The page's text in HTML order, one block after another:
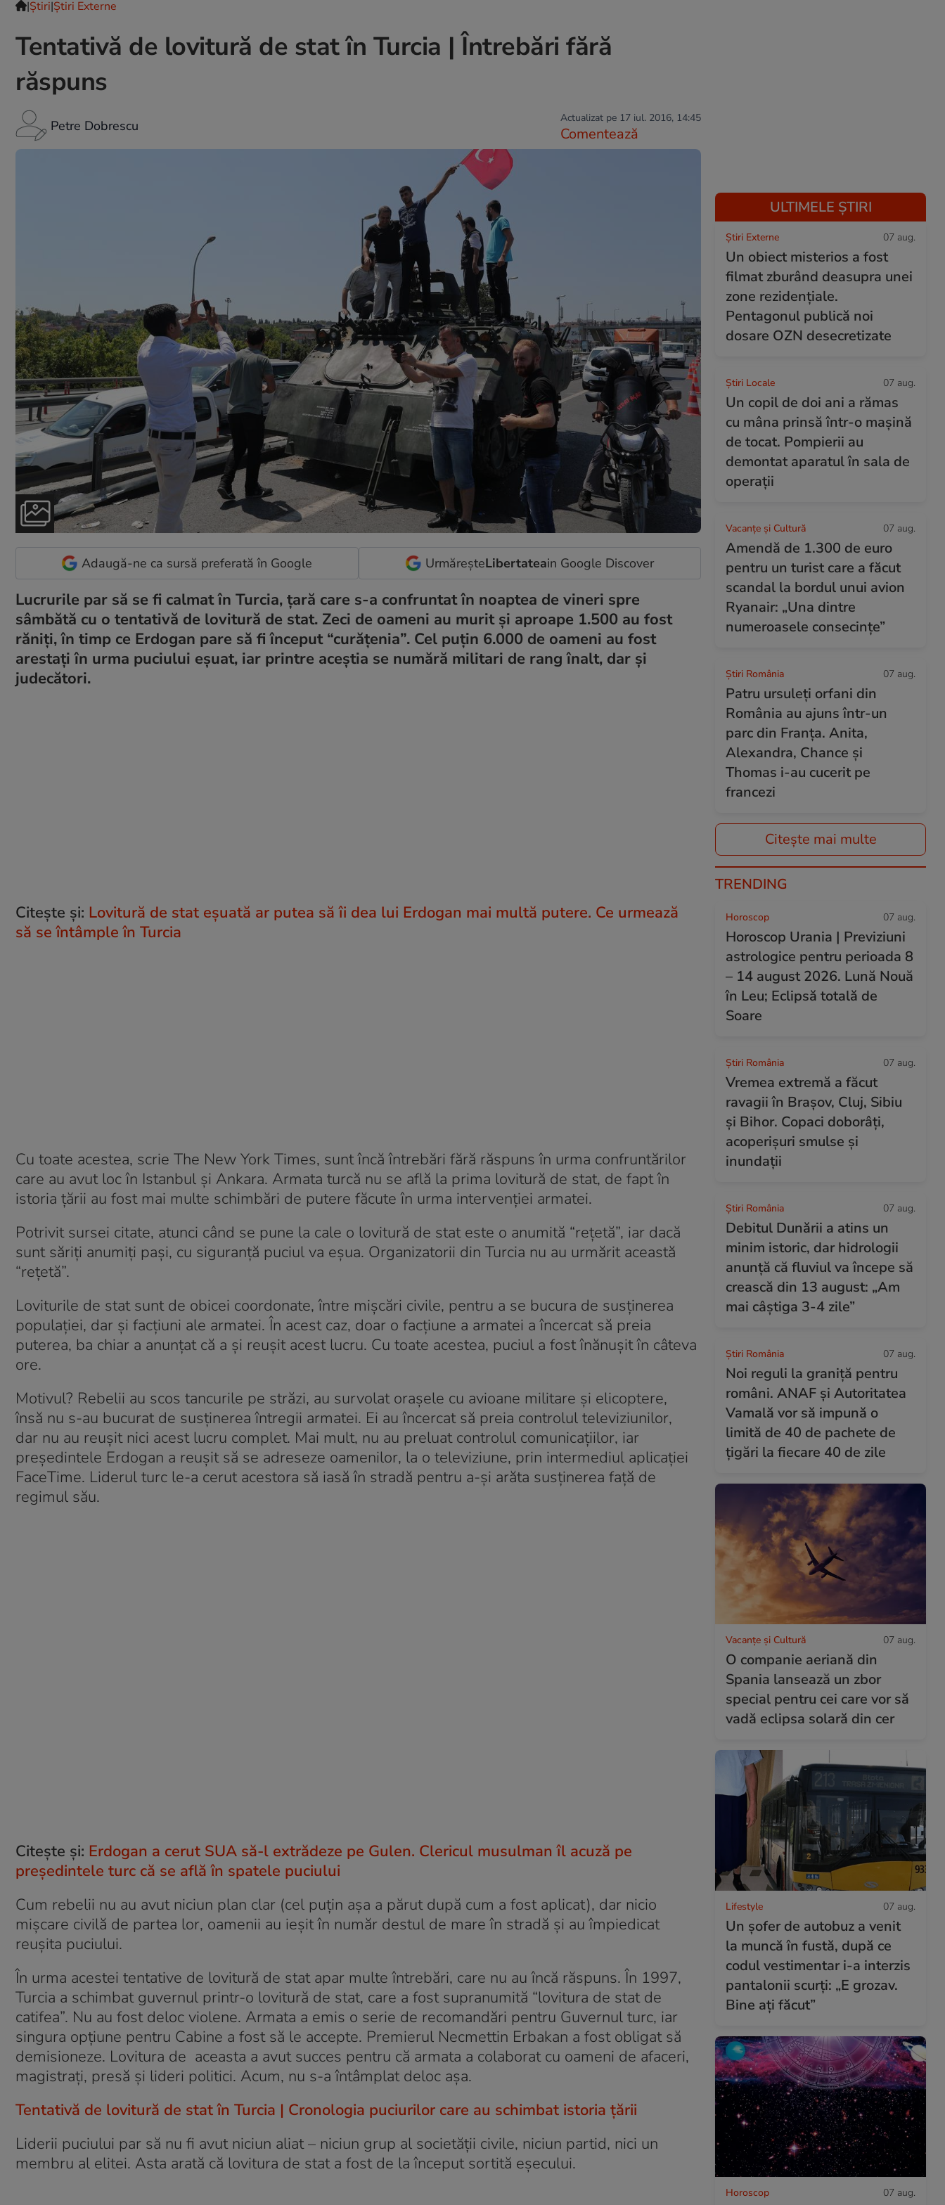
|Ştiri|Știri Externe
Tentativă de lovitură de stat în Turcia | Întrebări fără
răspuns
Petre Dobrescu Actualizat pe 17 iul. 2016, 14:45
Comentează
Adaugă-ne ca sursă preferată în Google UrmăreșteLibertateain Google Discover
Lucrurile par să se fi calmat în Turcia, țară care s-a confruntat în noaptea de vineri spre
sâmbătă cu o tentativă de lovitură de stat. Zeci de oameni au murit și aproape 1.500 au fost
răniți, în timp ce Erdogan pare să fi început “curățenia”. Cel puțin 6.000 de oameni au fost
arestați în urma puciului eșuat, iar printre aceștia se numără militari de rang înalt, dar și
judecători.
Citește și: Lovitură de stat eșuată ar putea să îi dea lui Erdogan mai multă putere. Ce urmează
să se întâmple în Turcia
Cu toate acestea, scrie The New York Times, sunt încă întrebări fără răspuns în urma confruntărilor
care au avut loc în Istanbul și Ankara. Armata turcă nu se află la prima lovitură de stat, de fapt în
istoria țării au fost mai multe schimbări de putere făcute în urma intervenției armatei.
Potrivit sursei citate, atunci când se pune la cale o lovitură de stat este o anumită “rețetă”, iar dacă
sunt săriți anumiți pași, cu siguranță puciul va eșua. Organizatorii din Turcia nu au urmărit această
“rețetă”.
Loviturile de stat sunt de obicei coordonate, între mișcări civile, pentru a se bucura de susținerea
populației, dar și facțiuni ale armatei. În acest caz, doar o facțiune a armatei a încercat să preia
puterea, ba chiar a anunțat că a și reușit acest lucru. Cu toate acestea, puciul a fost înănușit în câteva
ore.
Motivul? Rebelii au scos tancurile pe străzi, au survolat orașele cu avioane militare și elicoptere,
însă nu s-au bucurat de susținerea întregii armatei. Ei au încercat să preia controlul televiziunilor,
dar nu au reușit nici acest lucru complet. Mai mult, nu au preluat controlul comunicațiilor, iar
președintele Erdogan a reușit să se adreseze oamenilor, la o televiziune, prin intermediul aplicației
FaceTime. Liderul turc le-a cerut acestora să iasă în stradă pentru a-și arăta susținerea față de
regimul său.
Citește și: Erdogan a cerut SUA să-l extrădeze pe Gulen. Clericul musulman îl acuză pe
președintele turc că se află în spatele puciului
Cum rebelii nu au avut niciun plan clar (cel puțin așa a părut după cum a fost aplicat), dar nicio
mișcare civilă de partea lor, oamenii au ieșit în număr destul de mare în stradă și au împiedicat
reușita puciului.
În urma acestei tentative de lovitură de stat apar multe întrebări, care nu au încă răspuns. În 1997,
Turcia a schimbat guvernul printr-o lovitură de stat, care a fost supranumită “lovitura de stat de
catifea”. Nu au fost deloc violene. Armata a emis o serie de recomandări pentru Guvernul turc, iar
singura opțiune pentru Cabine a fost să le accepte. Premierul Necmettin Erbakan a fost obligat să
demisioneze. Lovitura de aceasta a avut succes pentru că armata a colaborat cu oameni de afaceri,
magistraţi, presă şi lideri politici. Acum, nu s-a întâmplat deloc așa.
Tentativă de lovitură de stat în Turcia | Cronologia puciurilor care au schimbat istoria țării
Liderii puciului par să nu fi avut niciun aliat – niciun grup al societății civile, niciun partid, nici un
membru al elitei. Asta arată că lovitura de stat a fost de la început sortită eșecului.
ULTIMELE ȘTIRI
Știri Externe 07 aug.
Un obiect misterios a fost
filmat zburând deasupra unei
zone rezidențiale.
Pentagonul publică noi
dosare OZN desecretizate
Știri Locale 07 aug.
Un copil de doi ani a rămas
cu mâna prinsă într-o mașină
de tocat. Pompierii au
demontat aparatul în sala de
operații
Vacanțe și Cultură 07 aug.
Amendă de 1.300 de euro
pentru un turist care a făcut
scandal la bordul unui avion
Ryanair: „Una dintre
numeroasele consecințe”
Știri România 07 aug.
Patru ursuleți orfani din
România au ajuns într-un
parc din Franța. Anita,
Alexandra, Chance și
Thomas i-au cucerit pe
francezi
Citește mai multe
TRENDING
Horoscop 07 aug.
Horoscop Urania | Previziuni
astrologice pentru perioada 8
– 14 august 2026. Lună Nouă
în Leu; Eclipsă totală de
Soare
Știri România 07 aug.
Vremea extremă a făcut
ravagii în Brașov, Cluj, Sibiu
și Bihor. Copaci doborâți,
acoperișuri smulse și
inundații
Știri România 07 aug.
Debitul Dunării a atins un
minim istoric, dar hidrologii
anunță că fluviul va începe să
crească din 13 august: „Am
mai câștiga 3-4 zile”
Știri România 07 aug.
Noi reguli la graniță pentru
români. ANAF și Autoritatea
Vamală vor să impună o
limită de 40 de pachete de
țigări la fiecare 40 de zile
Vacanțe și Cultură 07 aug.
O companie aeriană din
Spania lansează un zbor
special pentru cei care vor să
vadă eclipsa solară din cer
Lifestyle 07 aug.
Un șofer de autobuz a venit
la muncă în fustă, după ce
codul vestimentar i-a interzis
pantalonii scurți: „E grozav.
Bine ați făcut”
Horoscop 07 aug.